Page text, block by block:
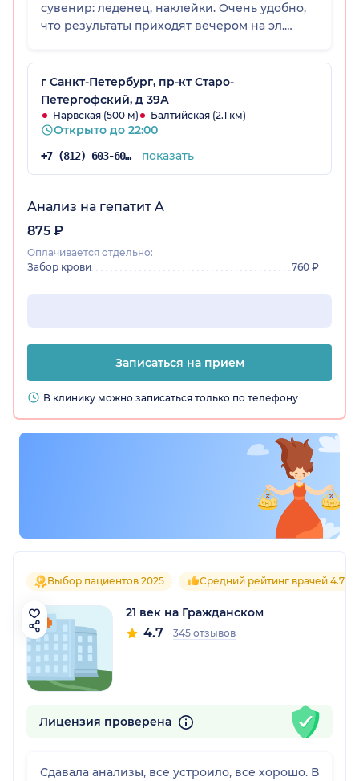
сувенир: леденец, наклейки. Очень удобно,
что результаты приходят вечером на эл.
для забора крови: вечером сестра
отзванивается, договариваемся о времени.
Всегда приходили очень позитивные
девушки, без опозданий, все делали быстро,
с минимальным стрессом для малышей.
Делала прививку ребенку: осмотр врача
вакцинациями: оплачивать ничего не
правильно высчитал дату прививки.
г Санкт-Петербург, пр-кт Старо-
Петергофский, д 39А
Нарвская (500 м) Балтийская (2.1 км)
Открыто до 22:00
+7 (812) 603-60-42 показать
Анализ на гепатит A
875 ₽
Оплачивается отдельно:
Забор крови
760 ₽
Записаться на прием
В клинику можно записаться только по телефону
Выбор пациентов 2025 Средний рейтинг врачей 4.7
21 век на Гражданском
4.7 345 отзывов
Лицензия проверена
Сдавала анализы, все устроило, все хорошо. В